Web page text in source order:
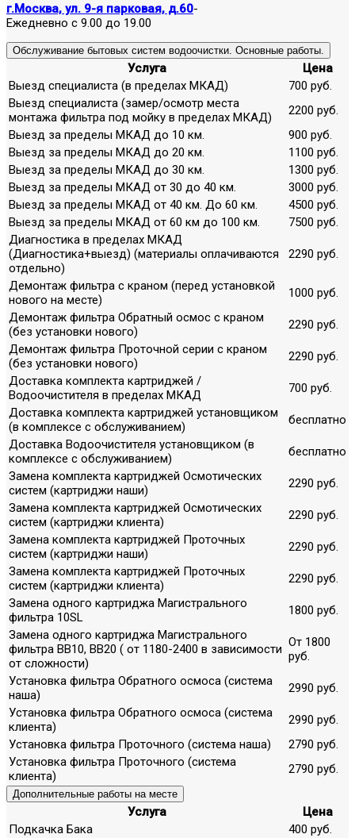
г.Москва, ул. 9-я парковая, д.60-
Ежедневно с 9.00 до 19.00
Обслуживание бытовых систем водоочистки. Основные работы.
Услуга
Цена
Выезд специалиста (в пределах МКАД)
700 руб.
Выезд специалиста (замер/осмотр места
монтажа фильтра под мойку в пределах МКАД)
2200 руб.
Выезд за пределы МКАД до 10 км.
900 руб.
Выезд за пределы МКАД до 20 км.
1100 руб.
Выезд за пределы МКАД до 30 км.
1300 руб.
Выезд за пределы МКАД от 30 до 40 км.
3000 руб.
Выезд за пределы МКАД от 40 км. До 60 км.
4500 руб.
Выезд за пределы МКАД от 60 км до 100 км.
7500 руб.
Диагностика в пределах МКАД
(Диагностика+выезд) (материалы оплачиваются
отдельно)
2290 руб.
Демонтаж фильтра с краном (перед установкой
нового на месте)
1000 руб.
Демонтаж фильтра Обратный осмос с краном
(без установки нового)
2290 руб.
Демонтаж фильтра Проточной серии с краном
(без установки нового)
2290 руб.
Доставка комплекта картриджей /
Водоочистителя в пределах МКАД
700 руб.
Доставка комплекта картриджей установщиком
(в комплексе с обслуживанием)
бесплатно
Доставка Водоочистителя установщиком (в
комплексе с обслуживанием)
бесплатно
Замена комплекта картриджей Осмотических
систем (картриджи наши)
2290 руб.
Замена комплекта картриджей Осмотических
систем (картриджи клиента)
2290 руб.
Замена комплекта картриджей Проточных
систем (картриджи наши)
2290 руб.
Замена комплекта картриджей Проточных
систем (картриджи клиента)
2290 руб.
Замена одного картриджа Магистрального
фильтра 10SL
1800 руб.
Замена одного картриджа Магистрального
фильтра ВВ10, ВВ20 ( от 1180-2400 в зависимости
от сложности)
От 1800
руб.
Установка фильтра Обратного осмоса (система
наша)
2990 руб.
Установка фильтра Обратного осмоса (система
клиента)
2990 руб.
Установка фильтра Проточного (система наша)
2790 руб.
Установка фильтра Проточного (система
клиента)
2790 руб.
Дополнительные работы на месте
Услуга
Цена
Подкачка Бака
400 руб.